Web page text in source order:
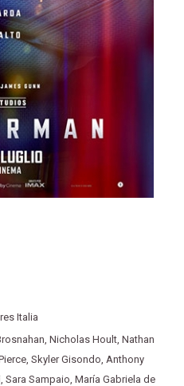
Italia
Nicholas Hoult Nathan
Skyler Gisondo Anthony
Sara Sampaio María Gabriela de